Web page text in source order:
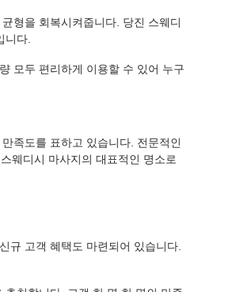
형을 회복시켜줍니다. 당진 스웨디
니다.
모두 편리하게 이용할 수 있어 누구
족도를 표하고 있습니다. 전문적인
웨디시 마사지의 대표적인 명소로
규 고객 혜택도 마련되어 있습니다.